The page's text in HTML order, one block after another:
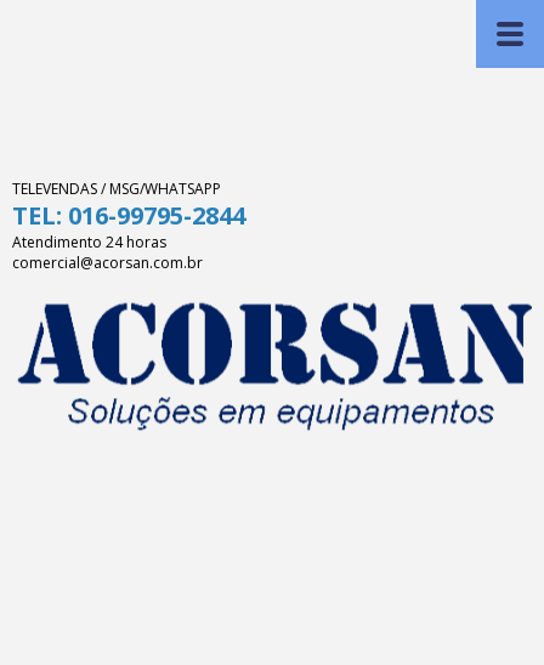
TELEVENDAS / MSG/WHATSAPP
TEL: 016-99795-2844
Atendimento 24 horas
comercial@acorsan.com.br